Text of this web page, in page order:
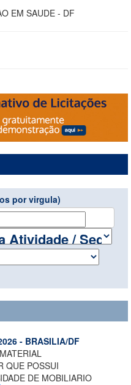
EM SAUDE - DF
por virgula)
- BRASILIA/DF
QUE POSSUI
DE MOBILIARIO